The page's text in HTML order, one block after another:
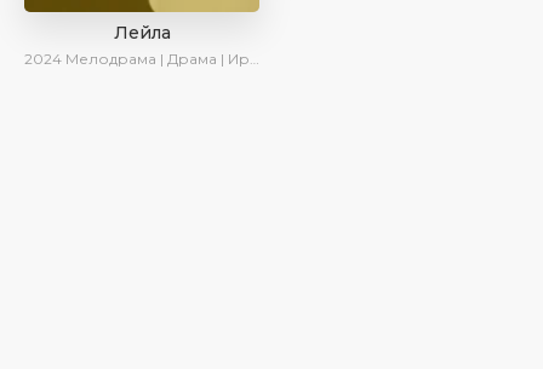
Лейла
2024 Мелодрама | Драма | Ирина Котова | AveTurk | AlisaDirilis | Сериалы 2024